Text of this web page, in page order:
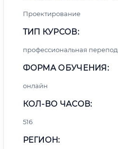
Проектирование
ТИП КУРСОВ:
профессиональная
ФОРМА ОБУЧЕНИЯ:
онлайн
КОЛ-ВО ЧАСОВ:
516
РЕГИОН: